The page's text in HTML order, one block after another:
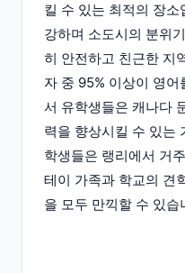
킬 수 있는 최적의 장
강하며 소도시의 분위
히 안전하고 친근한 지
자 중 95% 이상이 영
서 유학생들은 캐나다
력을 향상시킬 수 있는
학생들은 랭리에서 거
테이 가족과 학교의 견
을 모두 만끽할 수 있습